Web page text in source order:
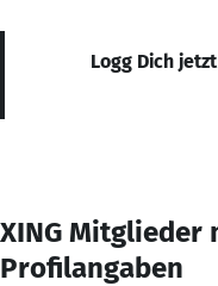
Logg Dich
XING Mitglieder
Profilangaben